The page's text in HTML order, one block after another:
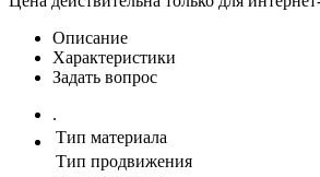
Описание
Характеристики
Задать вопрос
.
Тип материала
Тип продвижения